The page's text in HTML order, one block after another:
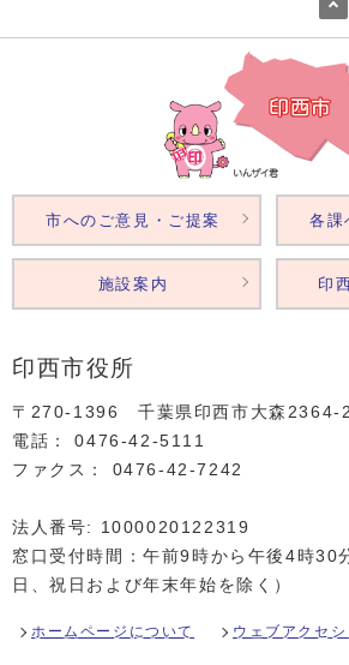
印西市役所
〒270-1396 千葉県印西市大森2364‐2
電話： 0476‐42‐5111
ファクス： 0476‐42‐7242
法人番号: 1000020122319
窓口受付時間：午前9時から午後4時30
日、祝日および年末年始を除く）
ホームページについて ウェブアクセ
市へのご意見・ご提案 各課
施設案内 印